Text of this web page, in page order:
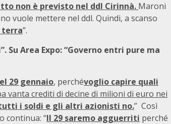
non è previsto nel ddl Cirinnà. Maroni
vuole mettere nel ddl. Quindi, a scanso
terra”.
Su Area Expo: “Governo entri pure ma
29 gennaio, perchévoglio capire quali
vanta crediti di decine di milioni di euro nei
tutti i soldi e gli altri azionisti no.” Così
continua: “Il 29 saremo agguerriti perché